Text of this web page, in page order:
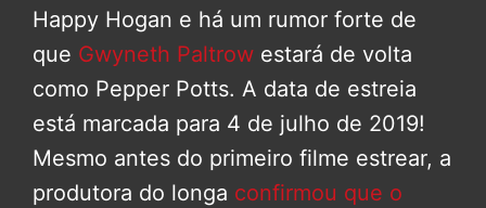
Happy Hogan e há um rumor forte de
que Gwyneth Paltrow estará de volta
como Pepper Potts. A data de estreia
está marcada para 4 de julho de 2019!
Mesmo antes do primeiro filme estrear, a
produtora do longa confirmou que o